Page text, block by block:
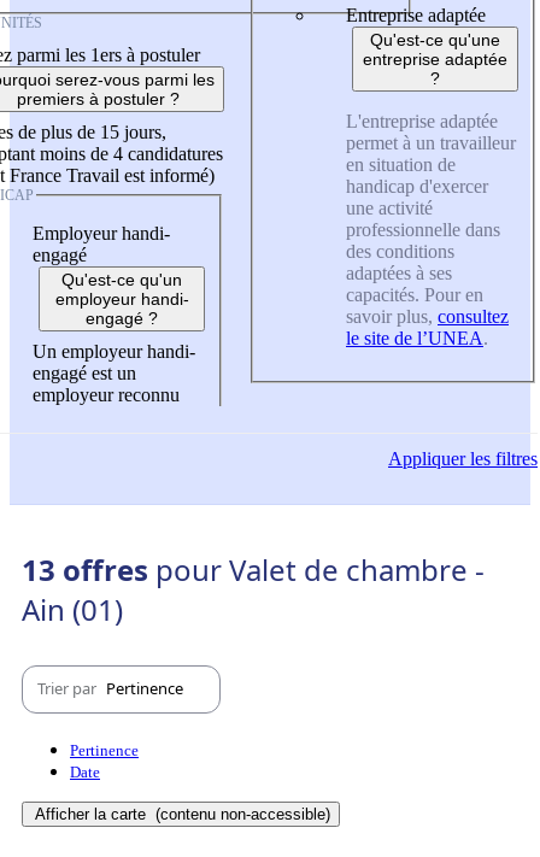
parmi les 1ers à postuler
serez-vous parmi les
premiers à postuler ?
de plus de 15 jours,
moins de 4 candidatures
France Travail est informé)
Employeur handi-
engagé
Qu'est-ce qu'un
employeur handi-
engagé ?
Un employeur handi-
engagé est un
employeur reconnu
Entreprise adaptée
Qu'est-ce qu'une
entreprise adaptée
?
L'entreprise adaptée
permet à un travailleur
en situation de
handicap d'exercer
une activité
professionnelle dans
des conditions
adaptées à ses
capacités. Pour en
savoir plus, consultez
le site de l’UNEA.
Appliquerles filtres
13 offres pour Valet de chambre -
Ain (01)
Trier par Pertinence
Pertinence
Date
Afficher la carte (contenu non-accessible)